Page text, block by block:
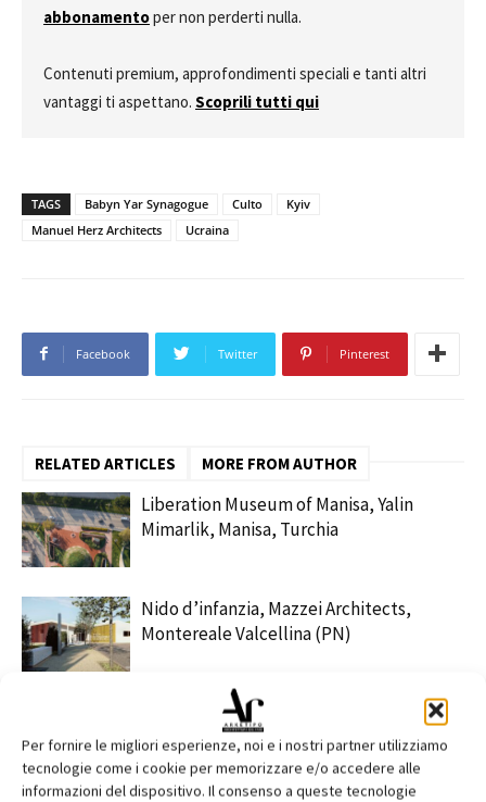
Per fornire le migliori esperienze, noi e i nostri partner utilizziamo
tecnologie come i cookie per memorizzare e/o accedere alle
informazioni del dispositivo. Il consenso a queste tecnologie
abbonamentoper non perderti nulla.
Contenuti premium, approfondimenti speciali e tanti altri
vantaggi ti aspettano. Scoprili tutti qui
TAGS Babyn Yar Synagogue Culto
Kyiv
Manuel Herz Architects
Ucraina
Facebook Twitter Pinterest
RELATED ARTICLES MORE FROM AUTHOR
Liberation Museum of Manisa, Yalin
Mimarlik, Manisa, Turchia
Nido d’infanzia, Mazzei Architects,
Montereale Valcellina (PN)
Kinderoase an der TUM, Kéré
Architecture – HK Architekten, Munich